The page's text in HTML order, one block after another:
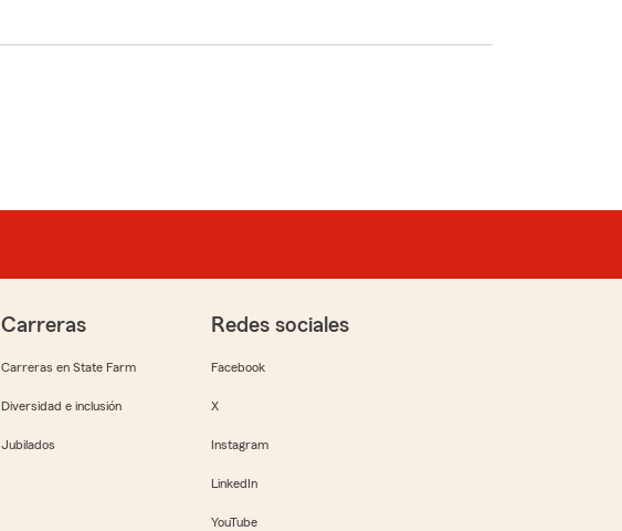
Carreras
Carreras en State Farm
Diversidad e inclusión
Jubilados
Redes sociales
Facebook
X
Instagram
LinkedIn
YouTube